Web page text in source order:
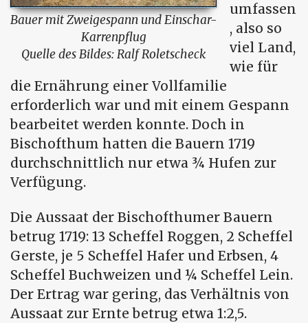
Bauer mit Zweigespann und Einschar-
Karrenpflug
Quelle des Bildes: Ralf Roletscheck
umfassen
, also so
viel Land,
wie für
die Ernährung einer Vollfamilie
erforderlich war und mit einem Gespann
bearbeitet werden konnte. Doch in
Bischofthum hatten die Bauern 1719
durchschnittlich nur etwa ¾ Hufen zur
Verfügung.
Die Aussaat der Bischofthumer Bauern
betrug 1719: 13 Scheffel Roggen, 2 Scheffel
Gerste, je 5 Scheffel Hafer und Erbsen, 4
Scheffel Buchweizen und ¼ Scheffel Lein.
Der Ertrag war gering, das Verhältnis von
Aussaat zur Ernte betrug etwa 1:2,5.